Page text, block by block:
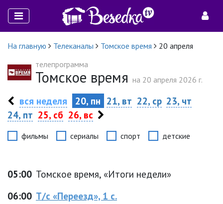
На главную Телеканалы Томское время
20 апреля
телепрограмма
Томское время на 20 апреля 2026 г.
вся неделя 20, пн 21, вт 22, ср 23, чт
24, пт 25, сб 26, вс
фильмы сериалы спорт детские
05:00 Томское время, «Итоги недели»
06:00 Т/с «Переезд», 1 с.